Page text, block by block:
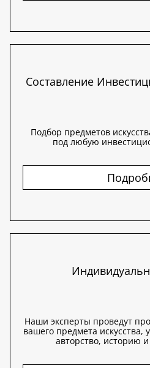
Составление
Подбор предметов
под любую
Наши эксперты проведут
вашего предмета искусства,
авторство, историю